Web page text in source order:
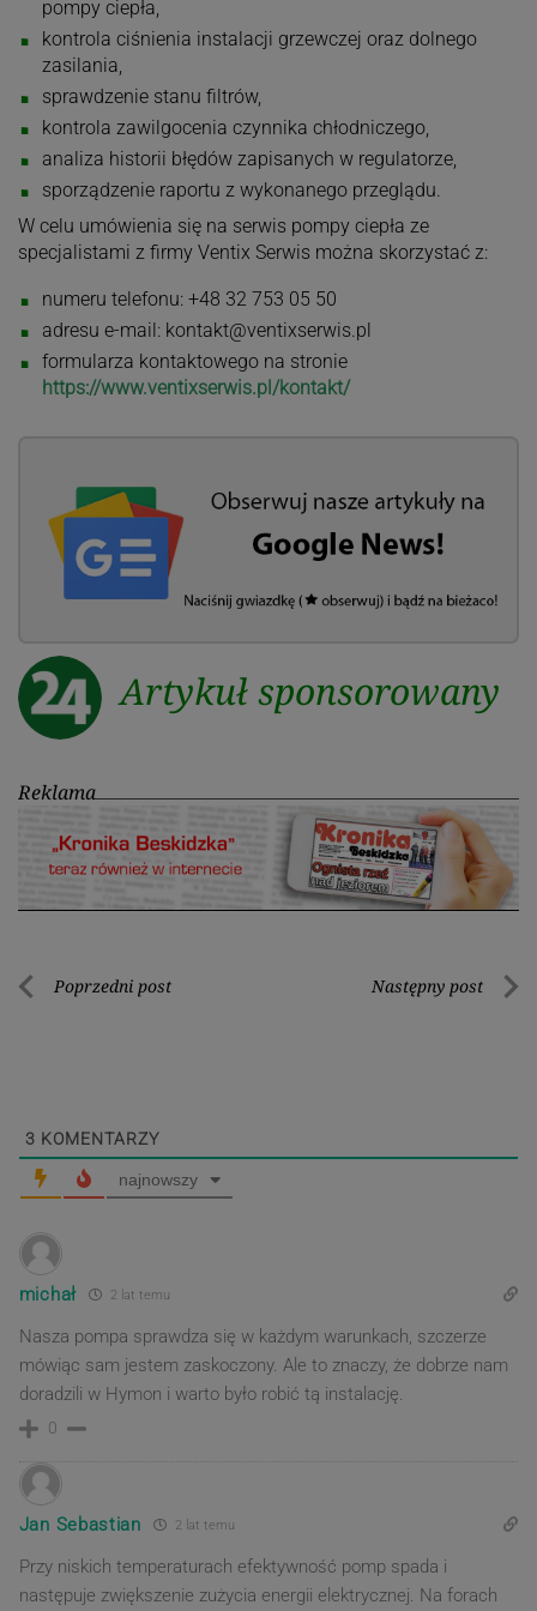
pompy ciepła,
kontrola ciśnienia instalacji grzewczej oraz dolnego
zasilania,
sprawdzenie stanu filtrów,
kontrola zawilgocenia czynnika chłodniczego,
analiza historii błędów zapisanych w regulatorze,
sporządzenie raportu z wykonanego przeglądu.
W celu umówienia się na serwis pompy ciepła ze
specjalistami z firmy Ventix Serwis można skorzystać z:
numeru telefonu: +48 32 753 05 50
adresu e-mail: kontakt@ventixserwis.pl
formularza kontaktowego na stronie
https://www.ventixserwis.pl/kontakt/
Artykuł sponsorowany
Reklama
Nawigacja
Poprzedni post Następny post
3 KOMENTARZY
najnowszy
michał 2 lat temu
Nasza pompa sprawdza się w każdym warunkach, szczerze
mówiąc sam jestem zaskoczony. Ale to znaczy, że dobrze nam
doradzili w Hymon i warto było robić tą instalację.
0
Jan Sebastian 2 lat temu
Przy niskich temperaturach efektywność pomp spada i
następuje zwiększenie zużycia energii elektrycznej. Na forach